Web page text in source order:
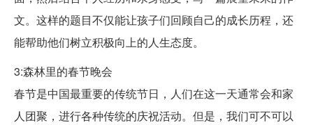
文。这样的题目不仅能让孩子们回顾自己的成长历程，还
能帮助他们树立积极向上的人生态度。
3:森林里的春节晚会
春节是中国最重要的传统节日，人们在这一天通常会和家
人团聚，进行各种传统的庆祝活动。但是，我们可不可以